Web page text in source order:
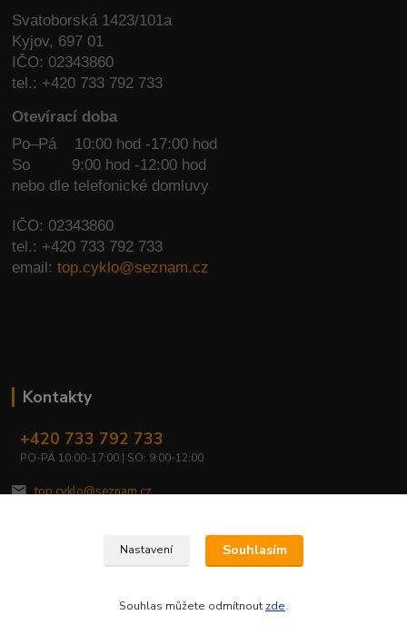
Svatoborská 1423/101a
Kyjov, 697 01
IČO: 02343860
tel.: +420 733 792 733
Otevírací doba
Po–Pá 10:00 hod -17:00 hod
So
9:00 hod -12:00 hod
nebo dle telefonické domluvy
IČO: 02343860
tel.: +420 733 792 733
email:top.cyklo@seznam.cz
Kontakty
+420 733 792 733
PO-PÁ 10:00-17:00 | SO: 9:00-12:00
top.cyklo@seznam.cz
Nastavení Souhlasím
Souhlas můžete odmítnout zde.